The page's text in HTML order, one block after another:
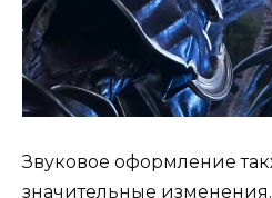
Звуковое оформление
значительные изменения.